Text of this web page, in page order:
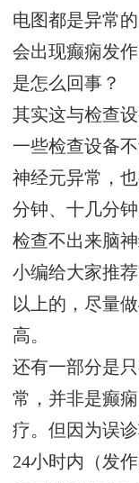
电图都是异常
会出现癫痫发
是怎么回事？
其实这与检查
一些检查设备
神经元异常，
分钟、十几分
检查不出来脑
小编给大家推
以上的，尽量
高。
还有一部分是
常，并非是癫
疗。但因为误
24小时内（发